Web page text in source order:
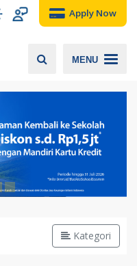
Apply Now
MENU
Kategori